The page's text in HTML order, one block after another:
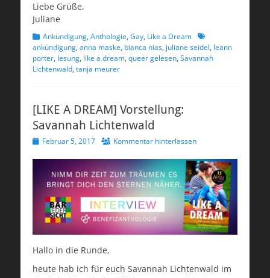
Liebe Grüße,
Juliane
Kategorien
Ankündigung, Anthologie, Gay, Like a Dream Schlagworte
ankündigung, anna maske, bianca nias, juliane seidel, leann
porter, lesung, like a dream, queer gelesen, Savannah
Lichtenwald, tanja meurer
[LIKE A DREAM] Vorstellung:
Savannah Lichtenwald
Veröffentlicht
Februar 5, 2017 Kommentar hinterlassen
Hallo in die Runde,
heute hab ich für euch Savannah Lichtenwald im